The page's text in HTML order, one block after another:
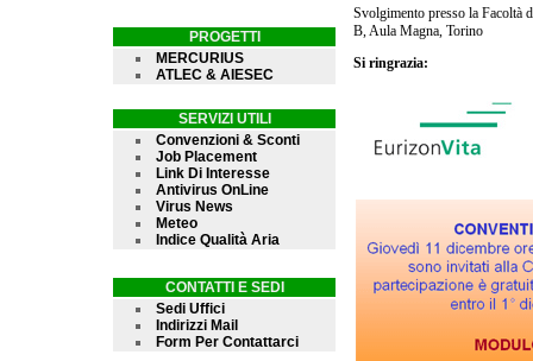
PROGETTI
MERCURIUS
ATLEC & AIESEC
SERVIZI UTILI
Convenzioni & Sconti
Job Placement
Link Di Interesse
Antivirus OnLine
Virus News
Meteo
Indice Qualità Aria
CONTATTI E SEDI
Sedi Uffici
Indirizzi Mail
Form Per Contattarci
Svolgimento presso la Facoltà
B, Aula Magna, Torino
Si ringrazia: